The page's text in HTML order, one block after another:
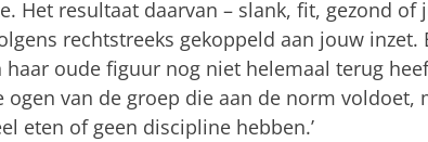
Het resultaat daarvan – slank, fit, gezond
rechtstreeks gekoppeld aan jouw
haar oude figuur nog niet helemaal terug
ogen van de groep die aan de norm
eten of geen discipline hebben.’